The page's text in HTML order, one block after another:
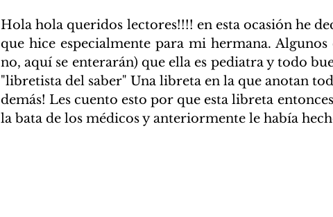
Hola hola queridos lectores!!!! en esta ocasión he
que hice especialmente para mi hermana. Algunos
no, aquí se enterarán) que ella es pediatra y todo
"libretista del saber" Una libreta en la que anotan
demás! Les cuento esto por que esta libreta
la bata de los médicos y anteriormente le había